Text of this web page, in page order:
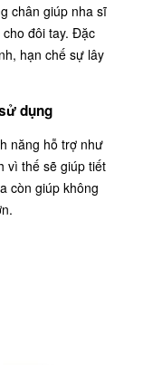
chân giúp nha sĩ
đôi tay. Đặc
hạn chế sự lây
dụng
năng hỗ trợ như
vì thế sẽ giúp tiết
còn giúp không